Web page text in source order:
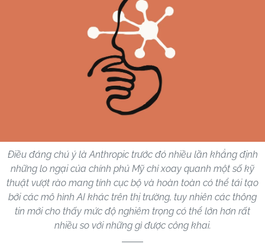
Điều đáng chú ý là Anthropic trước đó nhiều lần khẳng định
những lo ngại của chính phủ Mỹ chỉ xoay quanh một số kỹ
thuật vượt rào mang tính cục bộ và hoàn toàn có thể tái tạo
bởi các mô hình AI khác trên thị trường, tuy nhiên các thông
tin mới cho thấy mức độ nghiêm trọng có thể lớn hơn rất
nhiều so với những gì được công khai.